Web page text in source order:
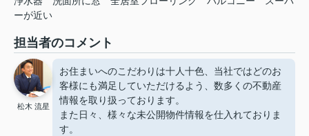
ーが近い
担当者のコメント
松木 流星
お住まいへのこだわりは十人十色、当社ではどのお
客様にも満足していただけるよう、数多くの不動産
情報を取り扱っております。
また日々、様々な未公開物件情報を仕入れておりま
す。